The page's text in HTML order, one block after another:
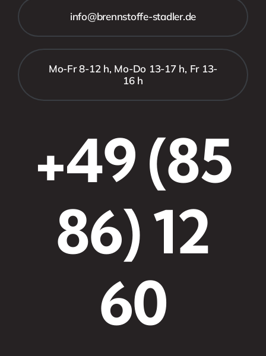
info@brennstoffe-stadler.de
Mo-Fr 8-12 h, Mo-Do 13-17 h, Fr 13-
16 h
+49 (85
86) 12
60